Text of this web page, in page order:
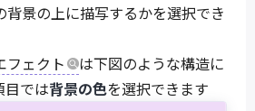
背景の上に描写するかを選択でき
フェクト
は下図のような構造に
目では背景の色を選択できます